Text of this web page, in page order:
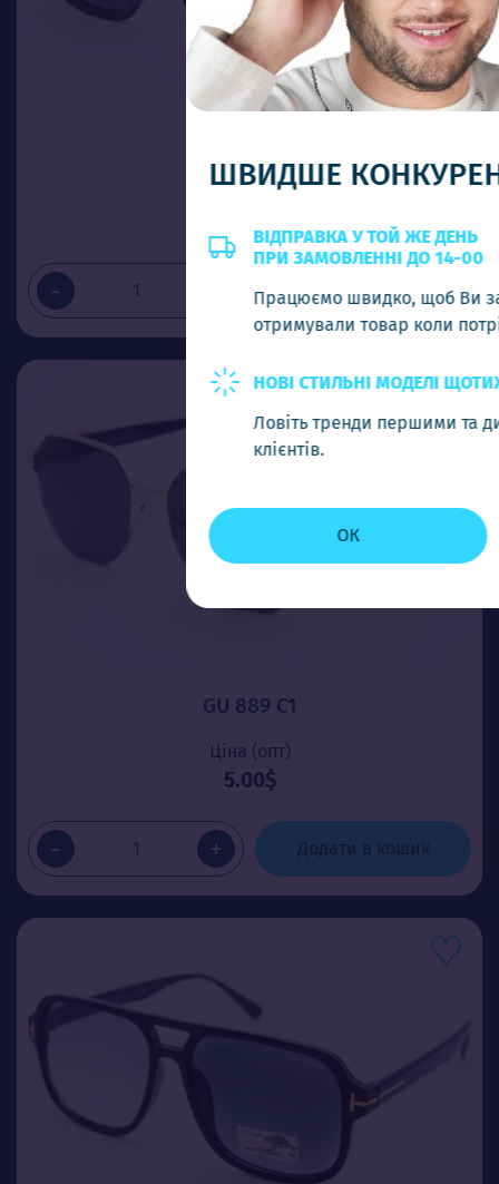
Ціна (опт)
- Додати в кошик
GU 889 C1
Ціна (опт)
5.00$
- + Додати в кошик
ШВИДШЕ КОНКУРЕНТІВ
ВІДПРАВКА У ТОЙ ЖЕ ДЕНЬ
ПРИ ЗАМОВЛЕННІ ДО 14-00
Працюємо швидко, щоб Ви завжди
отримували товар коли потрібно
НОВІ СТИЛЬНІ МОДЕЛІ ЩОТИЖНЯ
Ловіть тренди першими та дивуйте своїх
клієнтів.